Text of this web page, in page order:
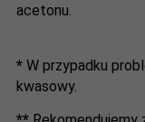
acetonu.
* W przypadku
kwasowy.